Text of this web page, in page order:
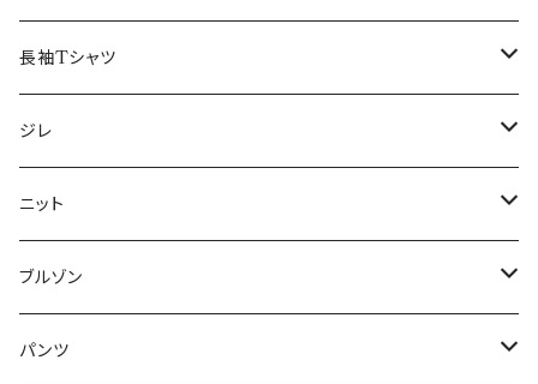
50/XL～
48/L
50/XL～
46/M
48/L
50/XL～
～44/S
46/M
48/L
50/XL～
長袖Tシャツ
～44/S
46/M
48/L
50/XL～
ジレ
～44/S
46/M
48/L
ニット
～44/S
46/M
ブルゾン
～44/S
パンツ